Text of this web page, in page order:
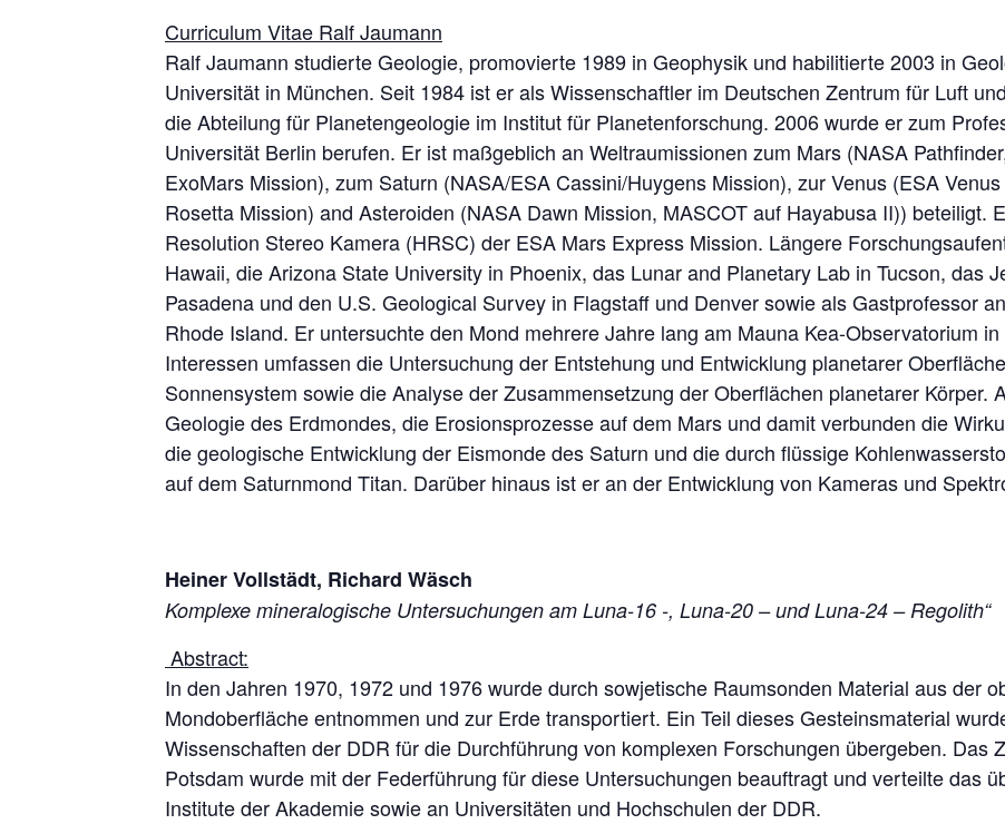
Curriculum Vitae Ralf Jaumann
Ralf Jaumann studierte Geologie, promovierte 1989 in Geophysik und habilitierte 2003 in
Universität in München. Seit 1984 ist er als Wissenschaftler im Deutschen Zentrum für Luft
die Abteilung für Planetengeologie im Institut für Planetenforschung. 2006 wurde er zum
Universität Berlin berufen. Er ist maßgeblich an Weltraumissionen zum Mars (NASA
ExoMars Mission), zum Saturn (NASA/ESA Cassini/Huygens Mission), zur Venus (ESA
Rosetta Mission) and Asteroiden (NASA Dawn Mission, MASCOT auf Hayabusa II)) beteiligt.
Resolution Stereo Kamera (HRSC) der ESA Mars Express Mission. Längere
Hawaii, die Arizona State University in Phoenix, das Lunar and Planetary Lab in Tucson, das
Pasadena und den U.S. Geological Survey in Flagstaff und Denver sowie als Gastprofessor
Rhode Island. Er untersuchte den Mond mehrere Jahre lang am Mauna Kea-Observatorium
Interessen umfassen die Untersuchung der Entstehung und Entwicklung planetarer
Sonnensystem sowie die Analyse der Zusammensetzung der Oberflächen planetarer Körper.
Geologie des Erdmondes, die Erosionsprozesse auf dem Mars und damit verbunden die
die geologische Entwicklung der Eismonde des Saturn und die durch flüssige
auf dem Saturnmond Titan. Darüber hinaus ist er an der Entwicklung von Kameras und
Heiner Vollstädt, Richard Wäsch
Komplexe mineralogische Untersuchungen am Luna-16 -, Luna-20 – und Luna-24 – Regolith“
Abstract:
In den Jahren 1970, 1972 und 1976 wurde durch sowjetische Raumsonden Material aus der
Mondoberfläche entnommen und zur Erde transportiert. Ein Teil dieses Gesteinsmaterial
Wissenschaften der DDR für die Durchführung von komplexen Forschungen übergeben. Das
Potsdam wurde mit der Federführung für diese Untersuchungen beauftragt und verteilte das
Institute der Akademie sowie an Universitäten und Hochschulen der DDR.